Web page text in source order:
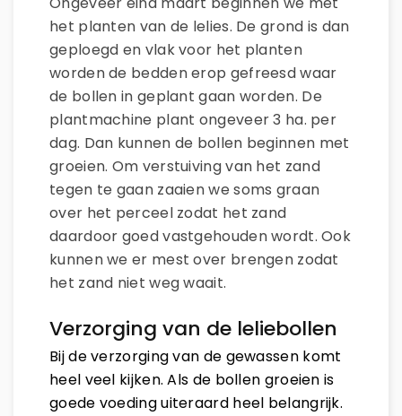
het planten van de lelies. De grond is dan
geploegd en vlak voor het planten
worden de bedden erop gefreesd waar
de bollen in geplant gaan worden. De
plantmachine plant ongeveer 3 ha. per
dag. Dan kunnen de bollen beginnen met
groeien. Om verstuiving van het zand
tegen te gaan zaaien we soms graan
over het perceel zodat het zand
daardoor goed vastgehouden wordt. Ook
kunnen we er mest over brengen zodat
het zand niet weg waait.
Verzorging van de leliebollen
Bij de verzorging van de gewassen komt
heel veel kijken. Als de bollen groeien is
goede voeding uiteraard heel belangrijk.